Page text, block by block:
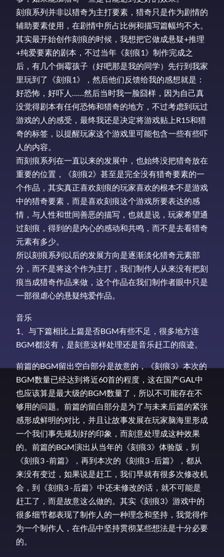
刻痕系列并非以猎奇为主打要素，猎奇只是作为剧情的
辅助要素使用，在剧情中所占比例和描写篇幅均不大。
其实最开始创作刻痕的时候，我想把它做成悬疑+推理
+纯爱要素的剧本，不过当年《刻痕1》制作完成之
后，有几个倒霉孩子（好吧那是我的同学）先行到我家
里玩到了《刻痕1》，然后他们反馈给我的感想就是：
好恐怖，好吓人……然后当时我一脸囧样，因为自己真
没觉得剧本有任何恐怖和猎奇的地方，不过考虑到玩过
游戏的人的感受，最终我还是决定将游戏贴上R15和猎
奇的标签，以提醒玩家这个游戏里可能包含一些有些吓
人的内容。
而刻痕系列在一直以来的发展中，也始终没把猎奇放在
重要的位置，《刻痕2》甚至是完全没有猎奇要素的一
个作品，其实真正喜欢刻痕的玩家喜欢的根本不是游戏
中的猎奇要素，而是喜欢刻痕这个游戏所要表达的感
情，与人性和世间善恶的描写，也就是说，玩家希望通
过刻痕，得到的是内心的感动和共鸣，而不是去看猎奇
元素有多少。
所以刻痕系列以后的发展方向是逐渐淡化猎奇元素部
分，而不是将这个作为主打，我们制作人从来没有把刻
痕当成猎奇作品来做，这个作品在我们制作者眼中只是
一部很虐心的悬疑纯爱作品。
音乐
1、与下篇相比上篇是否BGM有些不足，很多地方连
BGM都没有，是刻意这样处理还是音乐赶工的痕迹。
前篇的BGM留出空白部分是故意的，《刻痕3》本次的
BGM数量已经达到将近60首的程度，这在国产GAL中
也应该算是最大级的BGM数量了，所以不可能存在不
够用的问题。前篇的留白部分是为了与未来后篇的紧张
感形成鲜明的对比，并且让故事发展在玩家脑海里形成
一个我们事先规划好的印象，而刻意处理成这种效果
的。前篇的BGM演出从当年的《刻痕3》体验版，到
《刻痕3 -前篇》，再到本次的《刻痕3 -后篇》，都从
来没有变过，如果说是赶工，我们早就有很多次修改机
会，到《刻痕3 -后篇》中还未修改的话，就不可能是
赶工了，而是故意这么做的。其实《刻痕3》游戏中的
很多细节都表现了制作人的一种理念和坚持，我觉得作
为一个制作人，在作品中坚持贯彻某些想法是十分必要
的。